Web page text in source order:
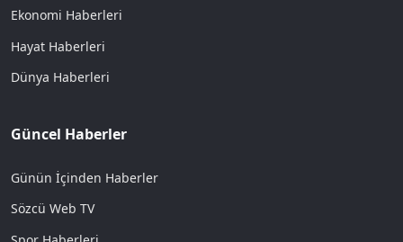
Ekonomi Haberleri
Hayat Haberleri
Dünya Haberleri
Güncel Haberler
Günün İçinden Haberler
Sözcü Web TV